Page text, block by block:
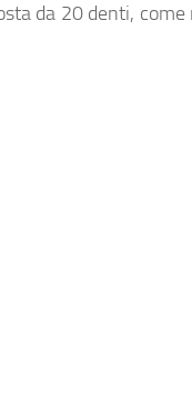
da 20 denti,